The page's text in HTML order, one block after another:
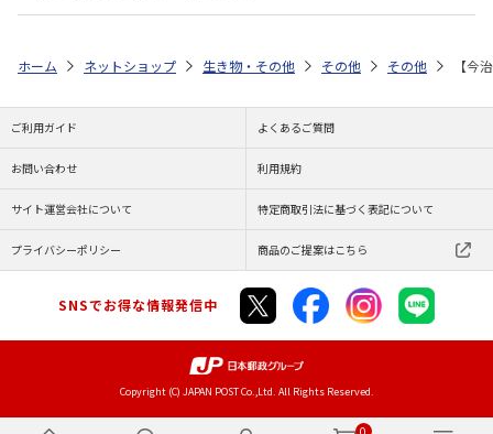
ホーム ネットショップ 生き物・その他 その他 その他 【
ご利用ガイド よくあるご質問
お問い合わせ 利用規約
サイト運営会社について 特定商取引法に基づく表記について
プライバシーポリシー 商品のご提案はこちら
SNSでお得な情報発信中
Copyright (C) JAPAN POST Co.,Ltd. All Rights Reserved.